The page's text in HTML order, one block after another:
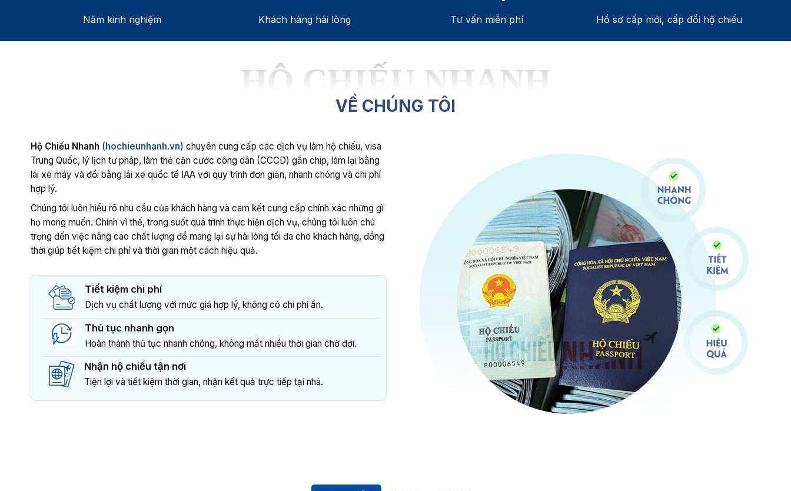
Năm kinh nghiệm Khách hàng hài lòng Tư vấn miễn phí Hồ sơ cấp mới, cấp đổi hộ chiếu
HỘ CHIẾU NHANH
VỀ CHÚNG TÔI
Hộ Chiếu Nhanh ( hochieunhanh.vn) chuyên cung cấp các dịch vụ làm hộ chiếu, visa
Trung Quốc, lý lịch tư pháp, làm thẻ căn cước công dân (CCCD) gắn chip, làm lại bằng
lái xe máy và đổi bằng lái xe quốc tế IAA với quy trình đơn giản, nhanh chóng và chi phí
hợp lý.
Chúng tôi luôn hiểu rõ nhu cầu của khách hàng và cam kết cung cấp chính xác những gì
họ mong muốn. Chính vì thế, trong suốt quá trình thực hiện dịch vụ, chúng tôi luôn chú
trọng đến việc nâng cao chất lượng để mang lại sự hài lòng tối đa cho khách hàng, đồng
thời giúp tiết kiệm chi phí và thời gian một cách hiệu quả.
Tiết kiệm chi phí
Dịch vụ chất lượng với mức giá hợp lý, không có chi phí ẩn.
Thủ tục nhanh gọn
Hoàn thành thủ tục nhanh chóng, không mất nhiều thời gian chờ đợi.
Nhận hộ chiếu tận nơi
Tiện lợi và tiết kiệm thời gian, nhận kết quả trực tiếp tại nhà.